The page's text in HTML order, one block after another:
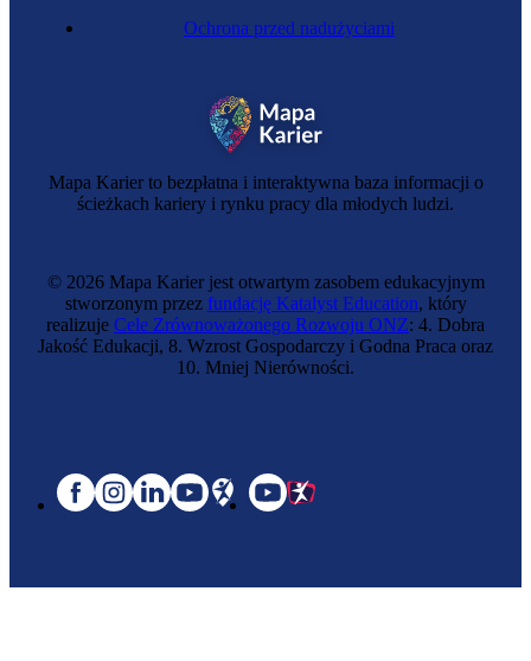
Mapa Karier to bezpłatna i interaktywna baza informacji o
ścieżkach kariery i rynku pracy dla młodych ludzi.
Ochrona przed nadużyciami
© 2026 Mapa Karier jest otwartym zasobem edukacyjnym
stworzonym przez fundację Katalyst Education, który
realizuje Cele Zrównoważonego Rozwoju ONZ: 4. Dobra
Jakość Edukacji, 8. Wzrost Gospodarczy i Godna Praca oraz
10. Mniej Nierówności.